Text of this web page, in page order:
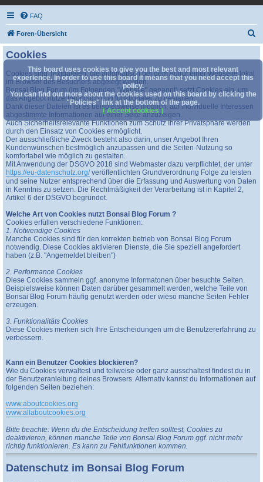
FAQ
Foren-Übersicht
u
c
Cookies
Cookies sind Textdateien, die automatisch bei dem Aufruf einer Webseite lokal
im Browser des Besuchers abgelegt werden.
Bonsai Blog Forum (im Folgenden "Website" genannt) setzt Cookies ein, um
das Angebot nutzerfreundlich und funktionaler zu gestalten.
Dank dieser Dateien ist es beispielsweise möglich, auf individuelle Interessen
abgestimmte Informationen auf einer Seite anzuzeigen.
Auch Sicherheitsrelevante Funktionen zum Schutz Ihrer Privatsphäre werden
durch den Einsatz von Cookies ermöglicht.
Der ausschließliche Zweck besteht also darin, unser Angebot Ihren
Kundenwünschen bestmöglich anzupassen und die Seiten-Nutzung so
komfortabel wie möglich zu gestalten.
Mit Anwendung der DSGVO 2018 sind Webmaster dazu verpflichtet, der unter
https://eu-datenschutz.org/veröffentlichten Grundverordnung Folge zu leisten
und seine Nutzer entsprechend über die Erfassung und Auswertung von Daten
in Kenntnis zu setzen. Die Rechtmäßigkeit der Verarbeitung ist in Kapitel 2,
Artikel 6 der DSGVO begründet.
Welche Art von Cookies nutzt Bonsai Blog Forum ?
Cookies erfüllen verschiedene Funktionen:
1. Notwendige Cookies
Manche Cookies sind für den korrekten betrieb von Bonsai Blog Forum
notwendig. Diese Cookies aktivieren Dienste, die Sie speziell angefordert
haben (z.B. "Angemeldet bleiben")
2. Performance Cookies
Diese Cookies sammeln ggf. anonyme Informatonen über besuchte Seiten.
Beispielsweise können Daten darüber gesammelt werden, welche Teile von
Bonsai Blog Forum häufig genutzt werden oder wieso manche Seiten Fehler
erzeugen.
3. Funktionalitäts Cookies
Diese Cookies merken sich Ihre Entscheidungen um die Benutzererfahrung zu
verbessern.
Kann ein Benutzer Cookies blockieren?
Wie du Cookies verwaltest und teilweise oder ganz ausschaltest findest du in
der Benutzeranleitung deines Browsers. Alternativ kannst du Informationen auf
folgenden Seiten beziehen:
www.aboutcookies.org
www.allaboutcookies.org
Bitte beachte: Wenn du die Entscheidung treffen solltest, Cookies zu
deaktivieren, können manche Teile von Bonsai Blog Forum ggf. nicht mehr
richtig funktionieren. Es kann zu Fehlfunktionen kommen.
Datenschutz im Bonsai Blog Forum
This board uses cookies to give you the best and most relevant
experience. In order to use this board it means that you need accept this
policy.
You can find out more about the cookies used on this board by clicking the
"Policies" link at the bottom of the page.
[ Accept cookies ]